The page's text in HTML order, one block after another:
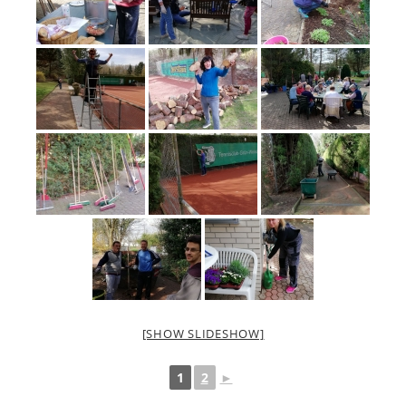
[SHOW SLIDESHOW]
1 2 ►